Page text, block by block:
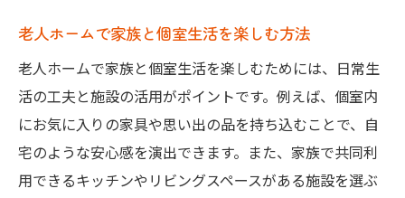
老人ホームで家族と個室生活を楽しむ方法
老人ホームで家族と個室生活を楽しむためには、日常生
活の工夫と施設の活用がポイントです。例えば、個室内
にお気に入りの家具や思い出の品を持ち込むことで、自
宅のような安心感を演出できます。また、家族で共同利
用できるキッチンやリビングスペースがある施設を選ぶ